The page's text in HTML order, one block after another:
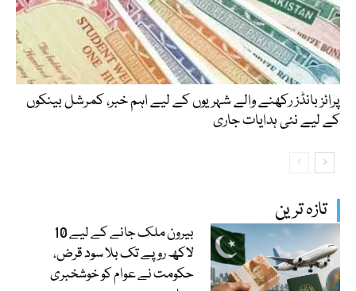
تازہ ترین
بیرون ملک جانے کے لیے 10
لاکھ روپے تک بلا سود قرض،
حکومت نے عوام کو خوشخبری
پرائز بانڈز رکھنے والے شہریوں کے لیے اہم خبر، کمرشل بینکوں
کے لیے نئی ہدایات جاری